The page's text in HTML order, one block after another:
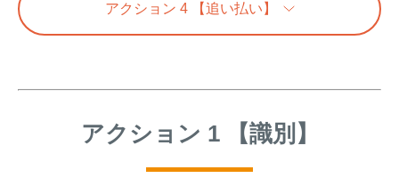
アクション 4 【追い払い】
アクション 1 【識別】